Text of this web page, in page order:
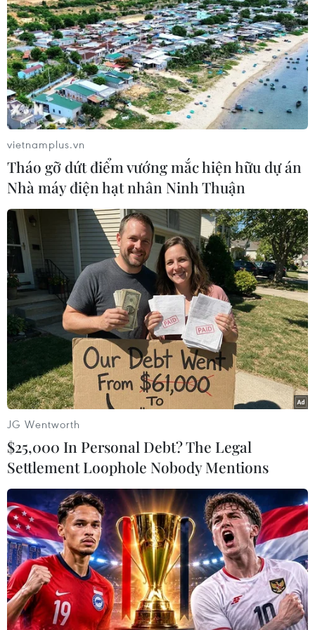
An Giang: Thu giữ gần 1 tấn đường cát
nhập lậu từ Campuchia
31/05/2019 22:47
Lực lượng chức năng tỉnh An Giang phát hiện một số
đối tượng vác hàng hóa qua biên giới từ hướng
Campuchia về Việt Nam, thu giữ 18 bao đường cát
trắng (loại 50 kg/1 bao).
vietnamplus.vn
Tháo gỡ dứt điểm vướng mắc hiện hữu dự án
Nhà máy điện hạt nhân Ninh Thuận
JG Wentworth
$25,000 In Personal Debt? The Legal
Settlement Loophole Nobody Mentions